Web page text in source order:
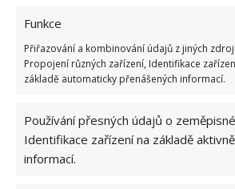
Funkce
Přiřazování a kombinování údajů z jiných
Propojení různých zařízení, Identifikace
základě automaticky přenášených informací.
Používání přesných údajů o
Identifikace zařízení na základě
informací.
Přidejte svůj názor
KOMENTOVAT
Hana